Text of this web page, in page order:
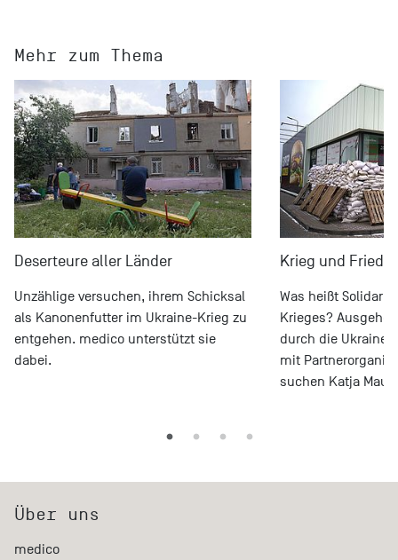
Mehr zum Thema
Deserteure aller Länder
Unzählige versuchen, ihrem Schicksal
als Kanonenfutter im Ukraine-Krieg zu
entgehen. medico unterstützt sie
dabei.
Krieg und
Was heißt
Krieges?
durch die Ukraine
mit
suchen Katja
Über uns
medico